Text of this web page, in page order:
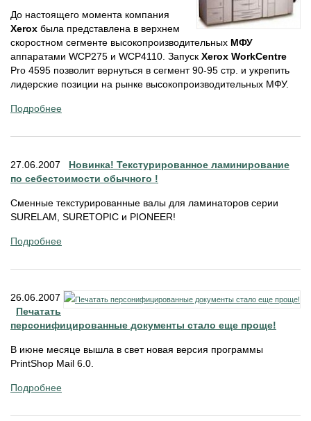
До настоящего момента компания
Xerox была представлена в верхнем
скоростном сегменте высокопроизводительных МФУ
аппаратами WCP275 и WCP4110. Запуск Xerox WorkCentre
Pro 4595 позволит вернуться в сегмент 90-95 стр. и укрепить
лидерские позиции на рынке высокопроизводительных МФУ.
Подробнее
27.06.2007 Новинка! Текстурированное ламинирование
по себестоимости обычного !
Сменные текстурированные валы для ламинаторов серии
SURELAM, SURETOPIC и PIONEER!
Подробнее
26.06.2007
Печатать
персонифицированные документы стало еще проще!
В июне месяце вышла в свет новая версия программы
PrintShop Mail 6.0.
Подробнее